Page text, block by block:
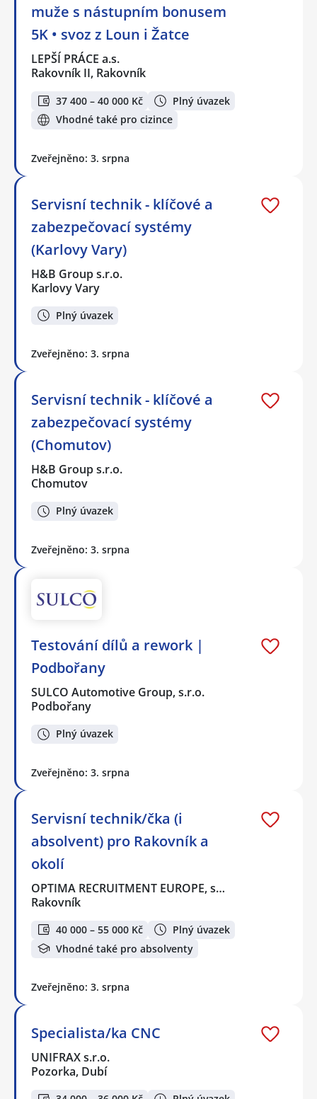
muže s nástupním bonusem
5K • svoz z Loun i Žatce
LEPŠÍ PRÁCE a.s.
Rakovník II, Rakovník
37 400 – 40 000 Kč
Plný úvazek
Vhodné také pro cizince
Zveřejněno: 3. srpna
Servisní technik - klíčové a
zabezpečovací systémy
(Karlovy Vary)
H&B Group s.r.o.
Karlovy Vary
Plný úvazek
Zveřejněno: 3. srpna
Servisní technik - klíčové a
zabezpečovací systémy
(Chomutov)
H&B Group s.r.o.
Chomutov
Plný úvazek
Zveřejněno: 3. srpna
Testování dílů a rework |
Podbořany
SULCO Automotive Group, s.r.o.
Podbořany
Plný úvazek
Zveřejněno: 3. srpna
Servisní technik/čka (i
absolvent) pro Rakovník a
okolí
OPTIMA RECRUITMENT EUROPE, s…
Rakovník
40 000 – 55 000 Kč
Plný úvazek
Vhodné také pro absolventy
Zveřejněno: 3. srpna
Specialista/ka CNC
UNIFRAX s.r.o.
Pozorka, Dubí